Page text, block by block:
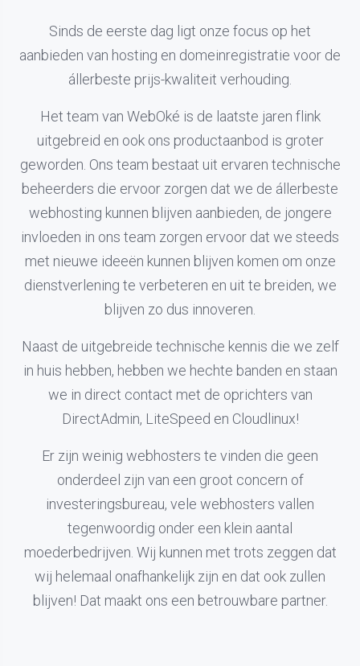
Sinds de eerste dag ligt onze focus op het
aanbieden van hosting en domeinregistratie voor de
állerbeste prijs-kwaliteit verhouding.
Het team van WebOké is de laatste jaren flink
uitgebreid en ook ons productaanbod is groter
geworden. Ons team bestaat uit ervaren technische
beheerders die ervoor zorgen dat we de állerbeste
webhosting kunnen blijven aanbieden, de jongere
invloeden in ons team zorgen ervoor dat we steeds
met nieuwe ideeën kunnen blijven komen om onze
dienstverlening te verbeteren en uit te breiden, we
blijven zo dus innoveren.
Naast de uitgebreide technische kennis die we zelf
in huis hebben, hebben we hechte banden en staan
we in direct contact met de oprichters van
DirectAdmin, LiteSpeed en Cloudlinux!
Er zijn weinig webhosters te vinden die geen
onderdeel zijn van een groot concern of
investeringsbureau, vele webhosters vallen
tegenwoordig onder een klein aantal
moederbedrijven. Wij kunnen met trots zeggen dat
wij helemaal onafhankelijk zijn en dat ook zullen
blijven! Dat maakt ons een betrouwbare partner.